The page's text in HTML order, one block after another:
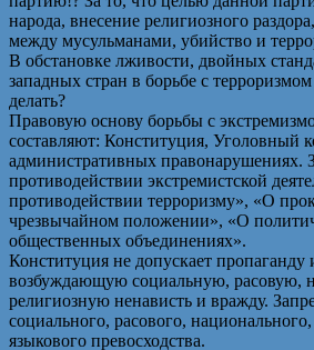
народа, внесение религиозного
между мусульманами, убийство и
В обстановке лживости, двойных
западных стран в борьбе с
делать?
Правовую основу борьбы с
составляют: Конституция, Уголовный
административных правонарушениях.
противодействии экстремистской
противодействии терроризму», «О
чрезвычайном положении», «О
общественных объединениях».
Конституция не допускает
возбуждающую социальную, расовую,
религиозную ненависть и вражду.
социального, расового,
языкового превосходства.